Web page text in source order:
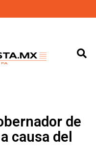
de
causa del